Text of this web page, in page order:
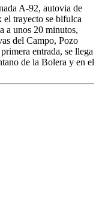
A-92, autovia de
el trayecto se bifulca
a unos 20 minutos,
del Campo, Pozo
entrada, se llega
de la Bolera y en el